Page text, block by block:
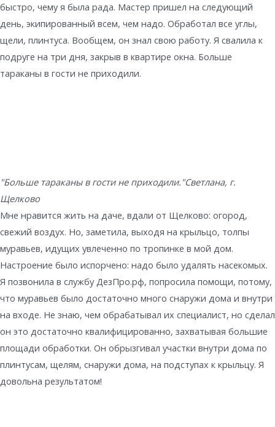
быстро, чему я была рада. Мастер пришел на следующий
день, экипированный всем, чем надо. Обработал все углы,
щели, плинтуса. Вообщем, он знал свою работу. Я свалила к
подруге на три дня, закрыв в квартире окна. Больше
тараканы в гости не приходили.
"Больше тараканы в гости не приходили."Светлана, г.
Щелково
Мне нравится жить на даче, вдали от Щелково: огород,
свежий воздух. Но, заметила, выходя на крыльцо, толпы
муравьев, идущих увлеченно по тропинке в мой дом.
Настроение было испорчено: надо было удалять насекомых.
Я позвонила в службу ДезПро.рф, попросила помощи, потому,
что муравьев было достаточно много снаружи дома и внутри
на входе. Не знаю, чем обрабатывал их специалист, но сделал
он это достаточно квалифицированно, захватывая большие
площади обработки. Он обрызгивал участки внутри дома по
плинтусам, щелям, снаружи дома, на подступах к крыльцу. Я
довольна результатом!